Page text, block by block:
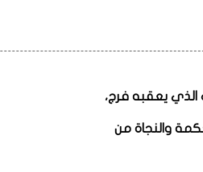
الذي يعقبه فرج،
والنجاة من